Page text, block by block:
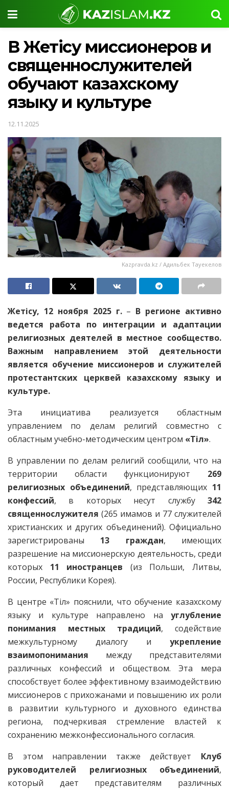
В Жетісу миссионеров и
священнослужителей
обучают казахскому
языку и культуре
12.11.2025
Kazpravda.kz / Адильбек Тауекелов
Жетісу, 12 ноября 2025 г.– В регионе активно
ведется работа по интеграции и адаптации
религиозных деятелей в местное сообщество.
Важным направлением этой деятельности
является обучение миссионеров и служителей
протестантских церквей казахскому языку и
культуре.
Эта инициатива реализуется областным
управлением по делам религий совместно с
областным учебно-методическим центром «Тіл».
В управлении по делам религий сообщили, что на
территории области функционируют 269
религиозных объединений, представляющих 11
конфессий, в которых несут службу 342
священнослужителя (265 имамов и 77 служителей
христианских и других объединений). Официально
зарегистрированы 13 граждан, имеющих
разрешение на миссионерскую деятельность, среди
которых 11 иностранцев (из Польши, Литвы,
России, Республики Корея).
В центре «Тіл» пояснили, что обучение казахскому
языку и культуре направлено на углубление
понимания местных традиций, содействие
межкультурному диалогу и укрепление
взаимопонимания между представителями
различных конфессий и обществом. Эта мера
способствует более эффективному взаимодействию
миссионеров с прихожанами и повышению их роли
в развитии культурного и духовного единства
региона, подчеркивая стремление властей к
сохранению межконфессионального согласия.
В этом направлении также действует Клуб
руководителей религиозных объединений,
который дает представителям различных